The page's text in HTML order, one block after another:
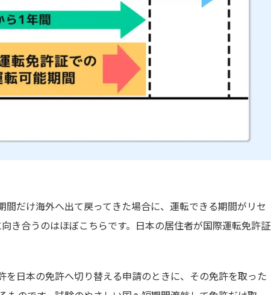
だけ海外へ出て戻ってきた場合に、運転できる期間がリセ
き合うのはほぼこちらです。日本の居住者が国際運転免許証
日本の免許へ切り替える申請のときに、その免許を取った